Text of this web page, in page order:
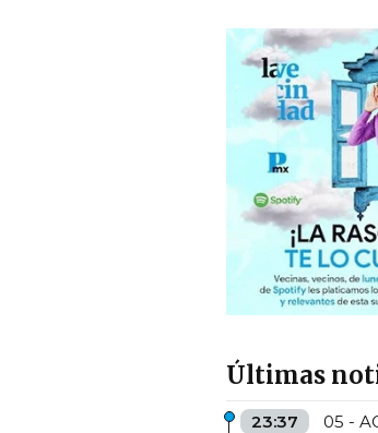
Últimas
23:37 05 -